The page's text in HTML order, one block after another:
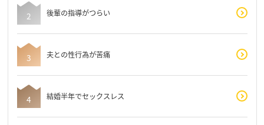
後輩の指導がつらい
夫との性行為が苦痛
結婚半年でセックスレス